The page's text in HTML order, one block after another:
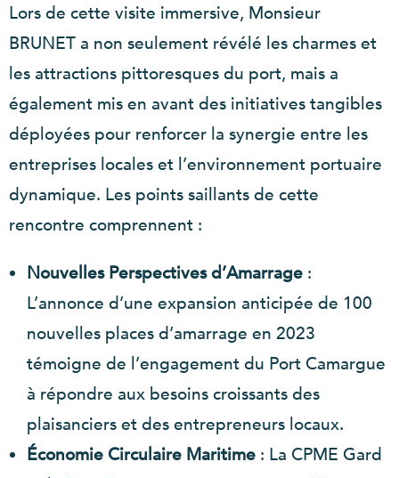
Lors de cette visite immersive, Monsieur
BRUNET a non seulement révélé les charmes et
les attractions pittoresques du port, mais a
également mis en avant des initiatives tangibles
déployées pour renforcer la synergie entre les
entreprises locales et l’environnement portuaire
dynamique. Les points saillants de cette
rencontre comprennent :
Nouvelles Perspectives d’Amarrage :
L’annonce d’une expansion anticipée de 100
nouvelles places d’amarrage en 2023
témoigne de l’engagement du Port Camargue
à répondre aux besoins croissants des
plaisanciers et des entrepreneurs locaux.
Économie Circulaire Maritime : La CPME Gard